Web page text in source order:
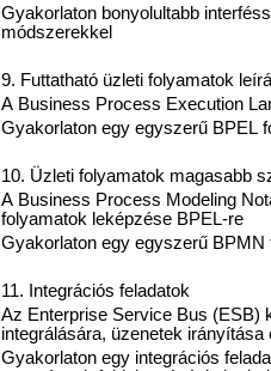
Gyakorlaton bonyolultabb
módszerekkel
9. Futtatható üzleti folyamatok
A Business Process Execution
Gyakorlaton egy egyszerű BPEL
10. Üzleti folyamatok magasabb
A Business Process Modeling
folyamatok leképzése BPEL-re
Gyakorlaton egy egyszerű
11. Integrációs feladatok
Az Enterprise Service Bus (ESB)
integrálására, üzenetek
Gyakorlaton egy integrációs